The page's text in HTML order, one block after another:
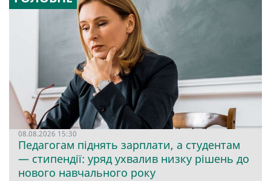
08.08.2026 15:30
Педагогам піднять зарплати, а студентам
— стипендії: уряд ухвалив низку рішень до
нового навчального року